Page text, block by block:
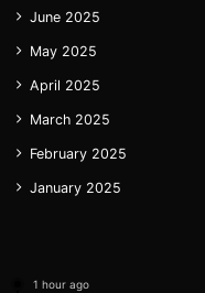
June 2025
May 2025
April 2025
March 2025
February 2025
January 2025
1 hour ago